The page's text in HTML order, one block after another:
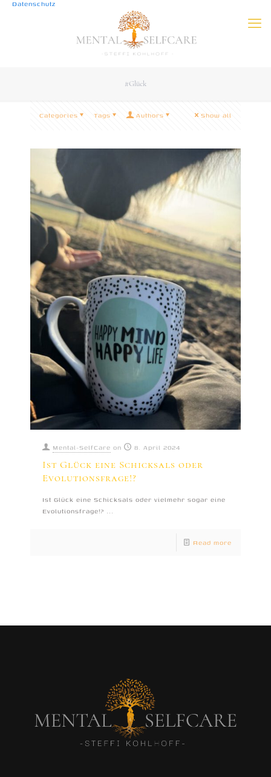
Datenschutz
#Glück
Categories Tags Authors Show all
Mental-SelfCare on 8. April 2024
Ist Glück eine Schicksals oder
Evolutionsfrage!?
Ist Glück eine Schicksals oder vielmehr sogar eine
Evolutionsfrage!? ...
Read more